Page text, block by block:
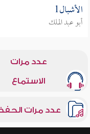
الأشبال1
أبو عبد الملك
عدد مرات
الاستماع
عدد مرات